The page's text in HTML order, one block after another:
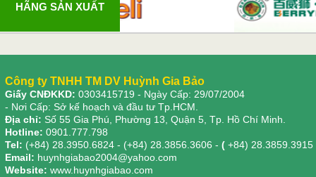
HÃNG SẢN XUẤT
Công ty TNHH TM DV Huỳnh Gia Bảo
Giấy CNĐKKD: 0303415719 - Ngày Cấp: 29/07/2004
- Nơi Cấp: Sở kế hoạch và đầu tư Tp.HCM.
Địa chỉ: Số 55 Gia Phú, Phường 13, Quận 5, Tp. Hồ Chí Minh.
Hotline: 0901.777.798
Tel: (+84) 28.3950.6824 - (+84) 28.3856.3606 - ( +84) 28.3859.3915
Email: huynhgiabao2004@yahoo.com
Website: www.huynhgiabao.com